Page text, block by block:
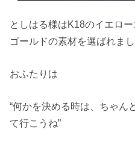
としはる様はK18のイエロ
ゴールドの素材を選ばれまし
おふたりは
“何かを決める時は、ちゃん
て行こうね”